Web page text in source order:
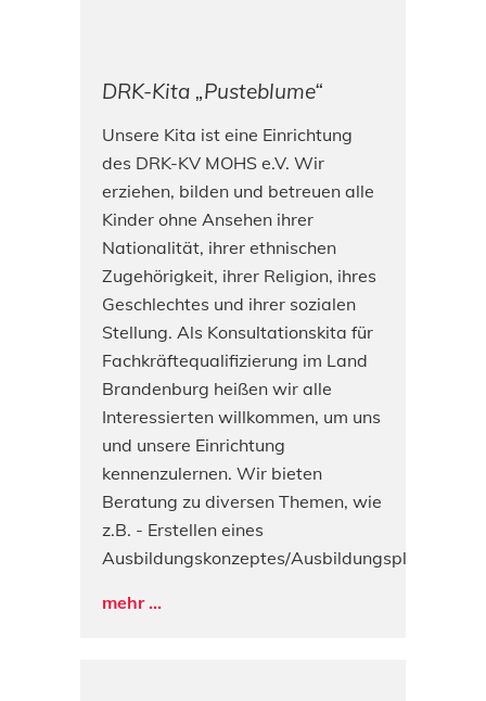
DRK-Kita „Pusteblume“
Unsere Kita ist eine Einrichtung
des DRK-KV MOHS e.V. Wir
erziehen, bilden und betreuen alle
Kinder ohne Ansehen ihrer
Nationalität, ihrer ethnischen
Zugehörigkeit, ihrer Religion, ihres
Geschlechtes und ihrer sozialen
Stellung. Als Konsultationskita für
Fachkräftequalifizierung im Land
Brandenburg heißen wir alle
Interessierten willkommen, um uns
und unsere Einrichtung
kennenzulernen. Wir bieten
Beratung zu diversen Themen, wie
z.B. - Erstellen eines
Ausbildungskonzeptes/Ausbildungsplans
mehr ...